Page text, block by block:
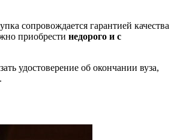
сопровождается гарантией качества
приобрести недорого и с
удостоверение об окончании вуза,